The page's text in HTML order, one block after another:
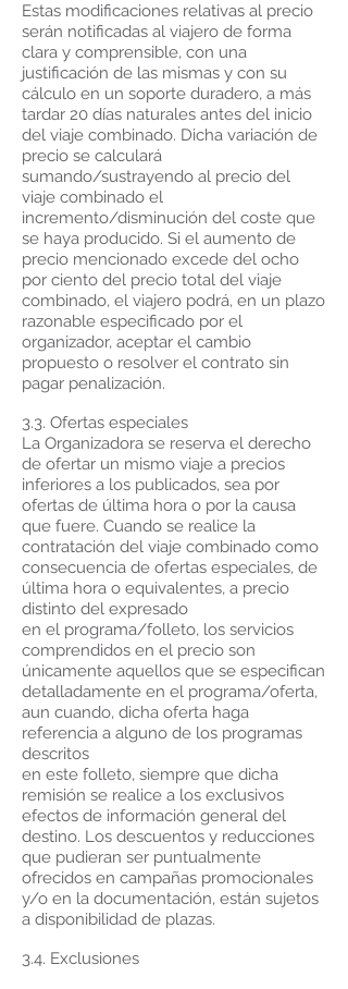
Estas modificaciones relativas al precio
serán notificadas al viajero de forma
clara y comprensible, con una
justificación de las mismas y con su
cálculo en un soporte duradero, a más
tardar 20 días naturales antes del inicio
del viaje combinado. Dicha variación de
precio se calculará
sumando/sustrayendo al precio del
viaje combinado el
incremento/disminución del coste que
se haya producido. Si el aumento de
precio mencionado excede del ocho
por ciento del precio total del viaje
combinado, el viajero podrá, en un plazo
razonable especificado por el
organizador, aceptar el cambio
propuesto o resolver el contrato sin
pagar penalización.
3.3. Ofertas especiales
La Organizadora se reserva el derecho
de ofertar un mismo viaje a precios
inferiores a los publicados, sea por
ofertas de última hora o por la causa
que fuere. Cuando se realice la
contratación del viaje combinado como
consecuencia de ofertas especiales, de
última hora o equivalentes, a precio
distinto del expresado
en el programa/folleto, los servicios
comprendidos en el precio son
únicamente aquellos que se especifican
detalladamente en el programa/oferta,
aun cuando, dicha oferta haga
referencia a alguno de los programas
descritos
en este folleto, siempre que dicha
remisión se realice a los exclusivos
efectos de información general del
destino. Los descuentos y reducciones
que pudieran ser puntualmente
ofrecidos en campañas promocionales
y/o en la documentación, están sujetos
a disponibilidad de plazas.
3.4. Exclusiones